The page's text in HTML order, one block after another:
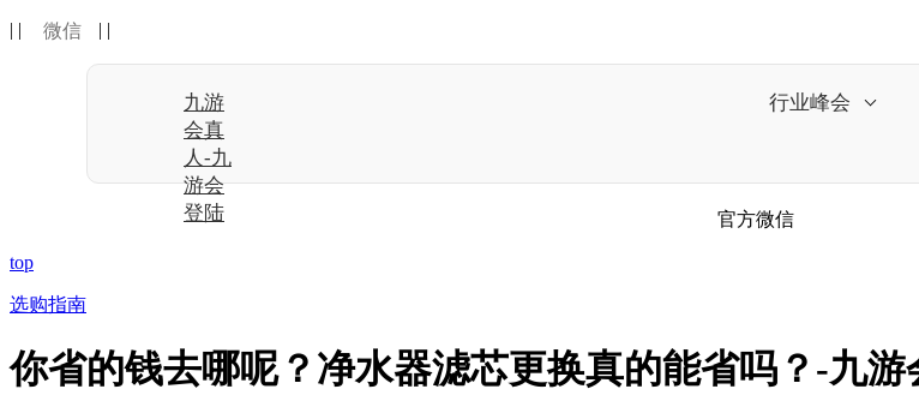
| | 微信 | |
九游
会真
人-九
游会
登陆
行业峰会
官方微信
top
选购指南
你省的钱去哪呢？净水器滤芯更换真的能省吗？-九游